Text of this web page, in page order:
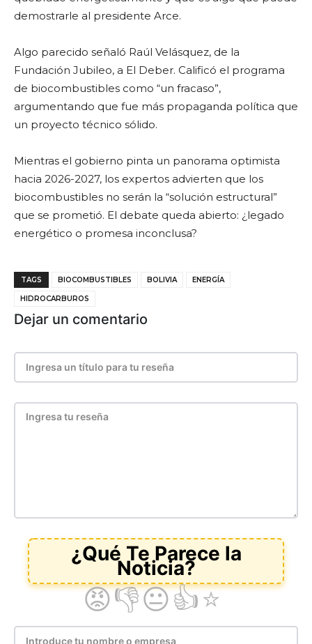
demostrarle al presidente Arce.
Algo parecido señaló Raúl Velásquez, de la
Fundación Jubileo, a El Deber. Calificó el programa
de biocombustibles como “un fracaso”,
argumentando que fue más propaganda política que
un proyecto técnico sólido.
Mientras el gobierno pinta un panorama optimista
hacia 2026-2027, los expertos advierten que los
biocombustibles no serán la “solución estructural”
que se prometió. El debate queda abierto: ¿legado
energético o promesa inconclusa?
TAGS BIOCOMBUSTIBLES BOLIVIA ENERGÍA
HIDROCARBUROS
Dejar un comentario